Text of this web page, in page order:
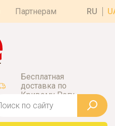
Партнерам RU
Бесплатная
доставка по
Кривому Рогу